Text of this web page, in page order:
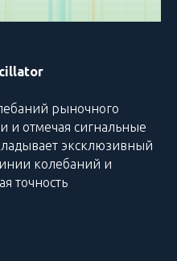
рыночного
и отмечая сигнальные
эксклюзивный
колебаний и
точность